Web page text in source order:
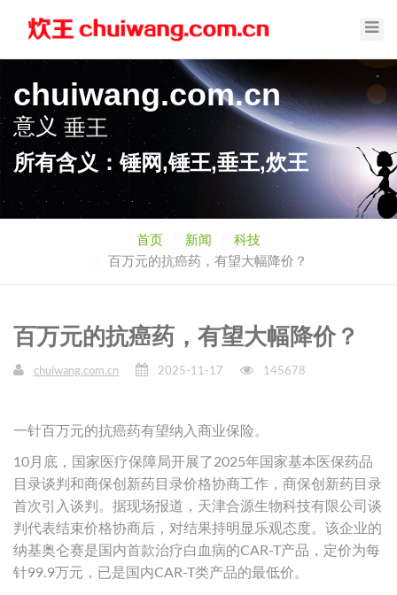
chuiwang.com.cn
意义垂王
所有含义：锤网,锤王,垂王,炊王
首页 新闻
科技
百万元的抗癌药，有望大幅降价？
百万元的抗癌药，有望大幅降价？
chuiwang.com.cn 2025-11-17 145678
一针百万元的抗癌药有望纳入商业保险。
10月底，国家医疗保障局开展了2025年国家基本医保药品
目录谈判和商保创新药目录价格协商工作，商保创新药目录
首次引入谈判。据现场报道，天津合源生物科技有限公司谈
判代表结束价格协商后，对结果持明显乐观态度。该企业的
纳基奥仑赛是国内首款治疗白血病的CAR-T产品，定价为每
针99.9万元，已是国内CAR-T类产品的最低价。